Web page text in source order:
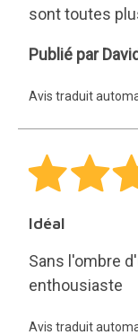
sont toutes
David
Publié par
Avis traduit
Idéal
Sans l'ombre
enthousiaste
Avis traduit